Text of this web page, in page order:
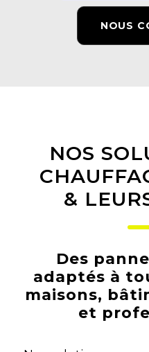
NOUS
NOS
&
Des
adaptés à
maisons,
et